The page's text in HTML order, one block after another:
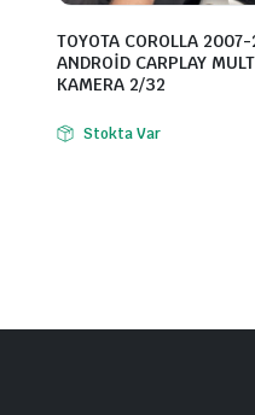
TOYOTA COROLLA
ANDROİD CARPLAY
KAMERA 2/32
Stokta Var